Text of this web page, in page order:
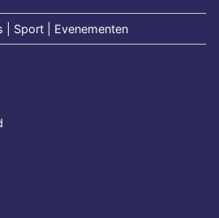
| Sport | Evenementen